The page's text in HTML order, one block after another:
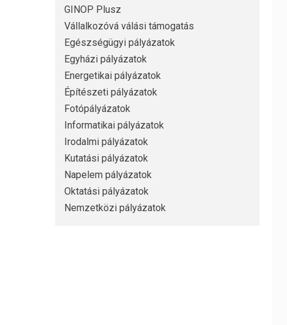
GINOP Plusz
Vállalkozóvá válási támogatás
Egészségügyi pályázatok
Egyházi pályázatok
Energetikai pályázatok
Építészeti pályázatok
Fotópályázatok
Informatikai pályázatok
Irodalmi pályázatok
Kutatási pályázatok
Napelem pályázatok
Oktatási pályázatok
Nemzetközi pályázatok